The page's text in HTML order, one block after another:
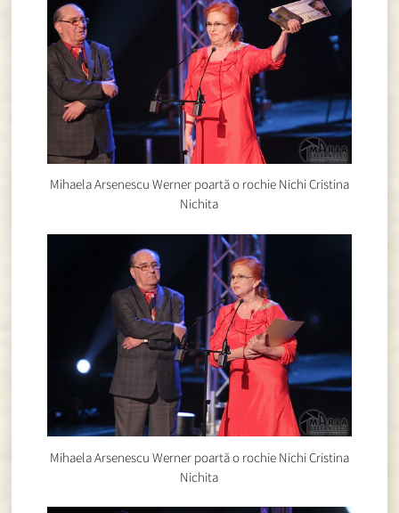
Mihaela Arsenescu Werner poartă o rochie Nichi Cristina
Nichita
Mihaela Arsenescu Werner poartă o rochie Nichi Cristina
Nichita